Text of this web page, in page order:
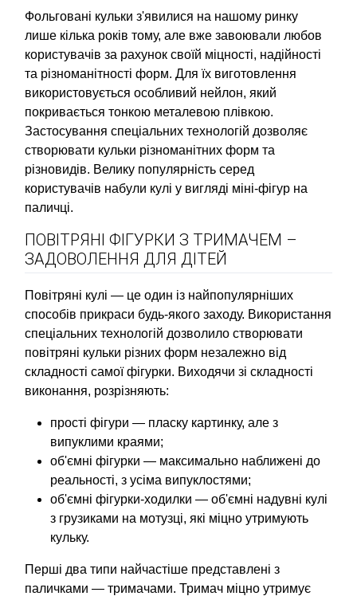
Фольговані кульки з'явилися на нашому ринку
лише кілька років тому, але вже завоювали любов
користувачів за рахунок своїй міцності, надійності
та різноманітності форм. Для їх виготовлення
використовується особливий нейлон, який
покривається тонкою металевою плівкою.
Застосування спеціальних технологій дозволяє
створювати кульки різноманітних форм та
різновидів. Велику популярність серед
користувачів набули кулі у вигляді міні-фігур на
паличці.
ПОВІТРЯНІ ФІГУРКИ З ТРИМАЧЕМ –
ЗАДОВОЛЕННЯ ДЛЯ ДІТЕЙ
Повітряні кулі — це один із найпопулярніших
способів прикраси будь-якого заходу. Використання
спеціальних технологій дозволило створювати
повітряні кульки різних форм незалежно від
складності самої фігурки. Виходячи зі складності
виконання, розрізняють:
прості фігури — пласку картинку, але з
випуклими краями;
об'ємні фігурки — максимально наближені до
реальності, з усіма випуклостями;
об'ємні фігурки-ходилки — об'ємні надувні кулі
з грузиками на мотузці, які міцно утримують
кульку.
Перші два типи найчастіше представлені з
паличками — тримачами. Тримач міцно утримує